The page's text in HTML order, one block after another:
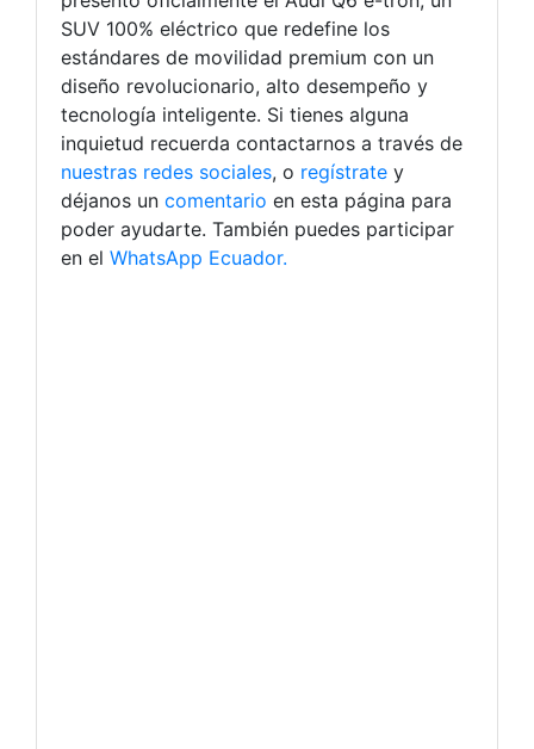
SUV 100% eléctrico que redefine los
estándares de movilidad premium con un
diseño revolucionario, alto desempeño y
tecnología inteligente. Si tienes alguna
inquietud recuerda contactarnos a través de
nuestras redes sociales, o regístrate y
déjanos un comentario en esta página para
poder ayudarte. También puedes participar
en el WhatsApp Ecuador.